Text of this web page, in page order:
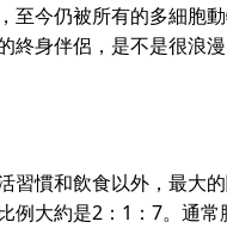
至今仍被所有的多細胞
身伴侶，是不是很浪漫
慣和飲食以外，最大
例大約是2：1：7。通